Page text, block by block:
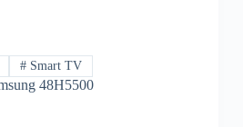
# Smart TV